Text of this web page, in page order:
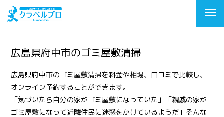
広島県府中市のゴミ屋敷清掃
広島県府中市のゴミ屋敷清掃を料金や相場、口コミで比較し、
オンライン予約することができます。
「気づいたら自分の家がゴミ屋敷になっていた」「親戚の家が
ゴミ屋敷になって近隣住民に迷惑をかけているようだ」そんな